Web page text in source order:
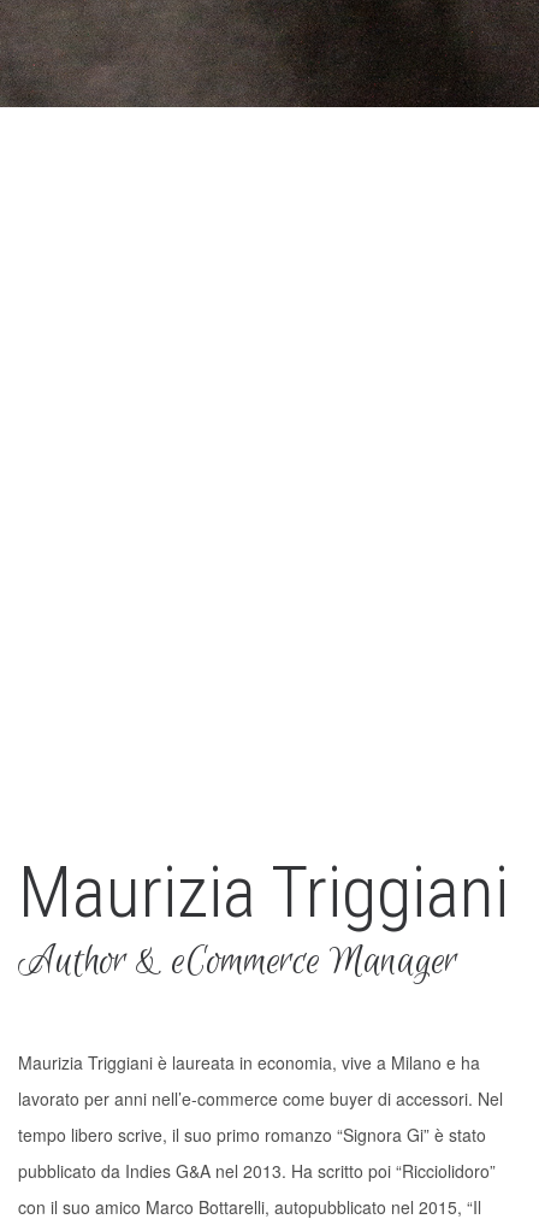
Maurizia Triggiani
Author & eCommerce Manager
Maurizia Triggiani è laureata in economia, vive a Milano e ha
lavorato per anni nell’e-commerce come buyer di accessori. Nel
tempo libero scrive, il suo primo romanzo “Signora Gi” è stato
pubblicato da Indies G&A nel 2013. Ha scritto poi “Ricciolidoro”
con il suo amico Marco Bottarelli, autopubblicato nel 2015, “Il